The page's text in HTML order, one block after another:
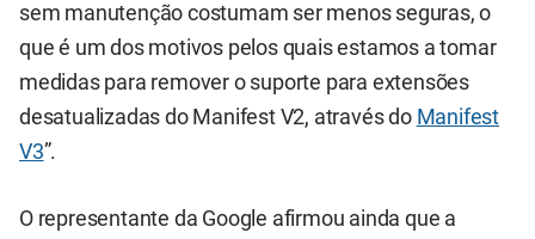
sem manutenção costumam ser menos seguras, o
que é um dos motivos pelos quais estamos a tomar
medidas para remover o suporte para extensões
desatualizadas do Manifest V2, através do Manifest
V3”.
O representante da Google afirmou ainda que a